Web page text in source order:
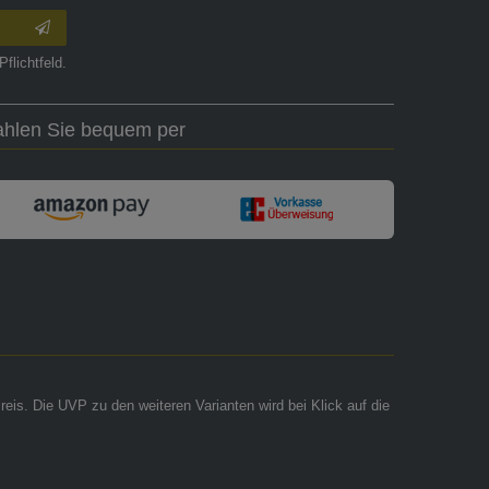
Sie bequem per
Die UVP zu den weiteren Varianten wird bei Klick auf die